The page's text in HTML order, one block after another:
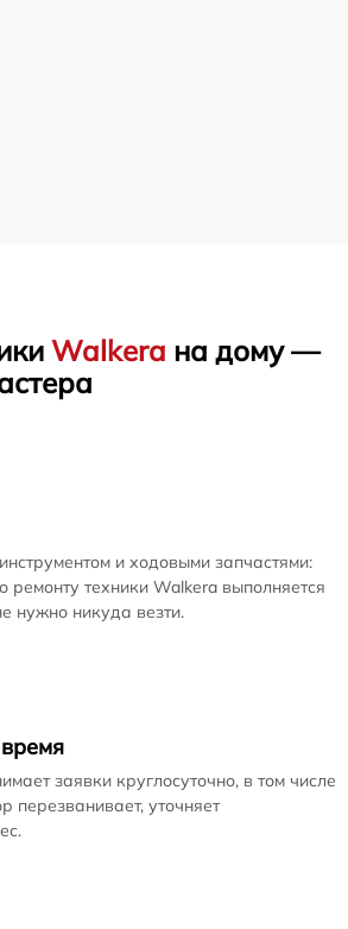
Walkera на дому —
и ходовыми запчастями:
ремонту техники Walkera выполняется
нужно никуда везти.
заявки круглосуточно, в том числе
перезванивает, уточняет